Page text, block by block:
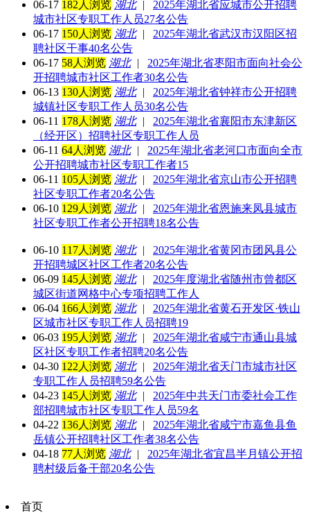
06-17 182人浏览 湖北|
2025年湖北省应城市公开招聘
城市社区专职工作人员27名公告
06-17 150人浏览 湖北|
2025年湖北省武汉市汉阳区招
聘社区干事40名公告
06-17 58人浏览 湖北|
2025年湖北省枣阳市面向社会公
开招聘城市社区工作者30名公告
06-13 130人浏览 湖北|
2025年湖北省钟祥市公开招聘
城镇社区专职工作人员30名公告
06-11 178人浏览 湖北|
2025年湖北省襄阳市东津新区
（经开区）招聘社区专职工作人员
06-11 64人浏览 湖北|
2025年湖北省老河口市面向全市
公开招聘城市社区专职工作者15
06-11 105人浏览 湖北|
2025年湖北省京山市公开招聘
社区专职工作者20名公告
06-10 129人浏览 湖北|
2025年湖北省恩施来凤县城市
社区专职工作者公开招聘18名公告
06-10 117人浏览 湖北|
2025年湖北省黄冈市团风县公
开招聘城区社区工作者20名公告
06-09 145人浏览 湖北|
2025年度湖北省随州市曾都区
城区街道网格中心专项招聘工作人
06-04 166人浏览 湖北|
2025年湖北省黄石开发区·铁山
区城市社区专职工作人员招聘19
06-03 195人浏览 湖北|
2025年湖北省咸宁市通山县城
区社区专职工作者招聘20名公告
04-30 122人浏览 湖北|
2025年湖北省天门市城市社区
专职工作人员招聘59名公告
04-23 145人浏览 湖北|
2025年中共天门市委社会工作
部招聘城市社区专职工作人员59名
04-22 136人浏览 湖北|
2025年湖北省咸宁市嘉鱼县鱼
岳镇公开招聘社区工作者38名公告
04-18 77人浏览 湖北|
2025年湖北省宜昌半月镇公开招
聘村级后备干部20名公告
首页